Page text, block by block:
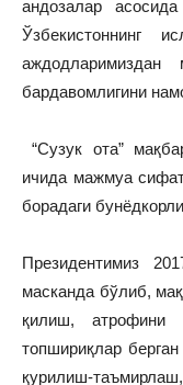
андозалар
Ўзбекистоннинг
бардавомлигини
“Сузук ота”
ичида мажмуа
борадаги
Президентимиз
масканда бўлиб,
қилиш, атрофини
топшириқлар
қурилиш-